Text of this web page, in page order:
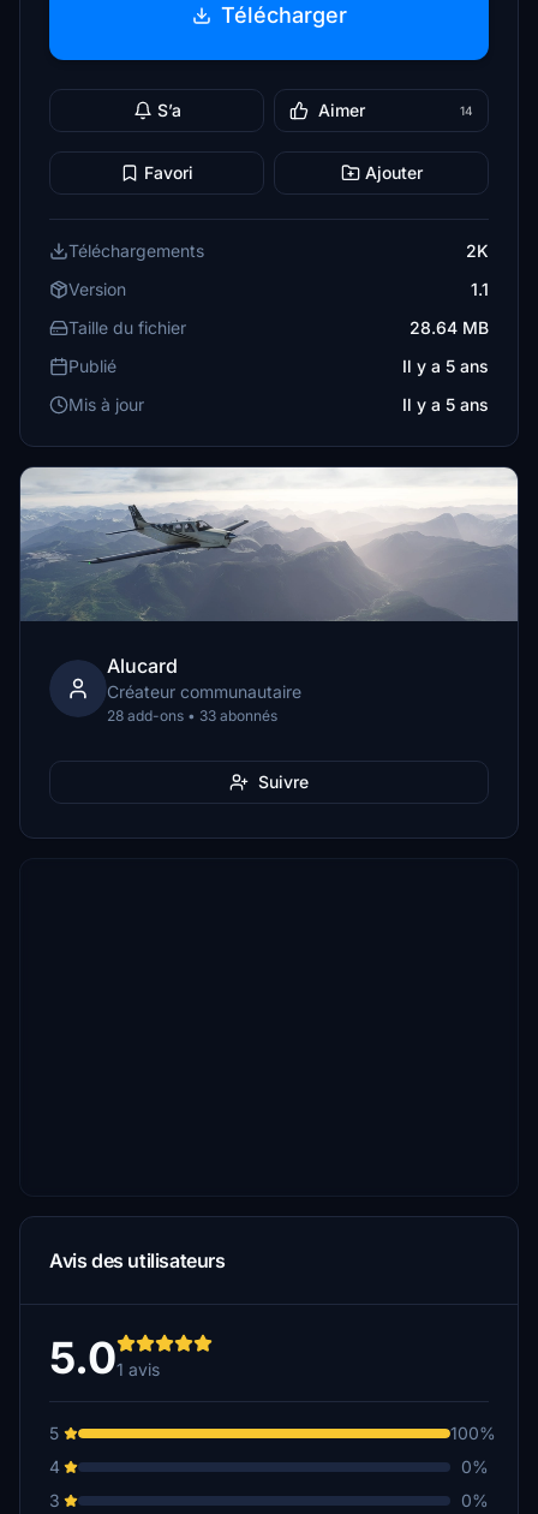
Télécharger
S’a Aimer 14
Favori Ajouter
Téléchargements
2K
Version
1.1
Taille du fichier
28.64 MB
Publié
Il y a 5 ans
Mis à jour
Il y a 5 ans
Alucard
Créateur communautaire
28 add-ons • 33 abonnés
Suivre
Avis des utilisateurs
5.01 avis
5
100%
4
0%
3
0%